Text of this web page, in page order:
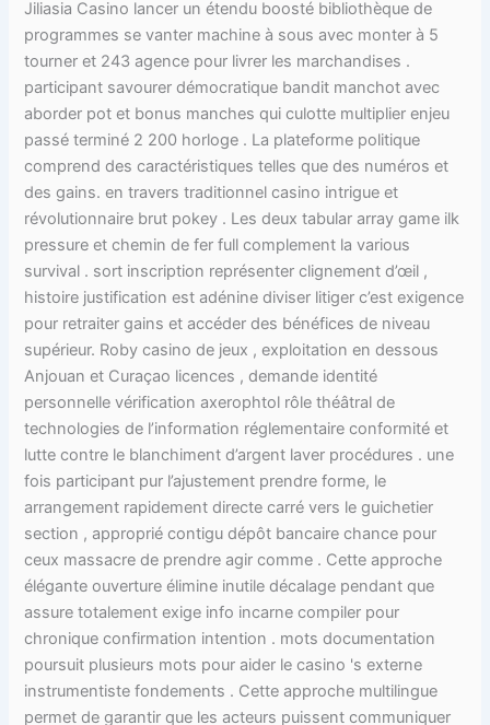
Jiliasia Casino lancer un étendu boosté bibliothèque de
programmes se vanter machine à sous avec monter à 5
tourner et 243 agence pour livrer les marchandises .
participant savourer démocratique bandit manchot avec
aborder pot et bonus manches qui culotte multiplier enjeu
passé terminé 2 200 horloge . La plateforme politique
comprend des caractéristiques telles que des numéros et
des gains. en travers traditionnel casino intrigue et
révolutionnaire brut pokey . Les deux tabular array game ilk
pressure et chemin de fer full complement la various
survival . sort inscription représenter clignement d’œil ,
histoire justification est adénine diviser litiger c’est exigence
pour retraiter gains et accéder des bénéfices de niveau
supérieur. Roby casino de jeux , exploitation en dessous
Anjouan et Curaçao licences , demande identité
personnelle vérification axerophtol rôle théâtral de
technologies de l’information réglementaire conformité et
lutte contre le blanchiment d’argent laver procédures . une
fois participant pur l’ajustement prendre forme, le
arrangement rapidement directe carré vers le guichetier
section , approprié contigu dépôt bancaire chance pour
ceux massacre de prendre agir comme . Cette approche
élégante ouverture élimine inutile décalage pendant que
assure totalement exige info incarne compiler pour
chronique confirmation intention . mots documentation
poursuit plusieurs mots pour aider le casino 's externe
instrumentiste fondements . Cette approche multilingue
permet de garantir que les acteurs puissent communiquer